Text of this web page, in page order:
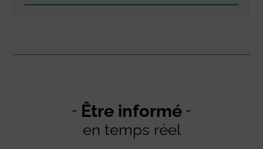
Être informé
en temps réel